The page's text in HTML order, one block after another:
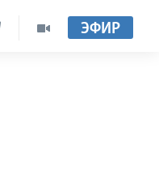
ЭФИР